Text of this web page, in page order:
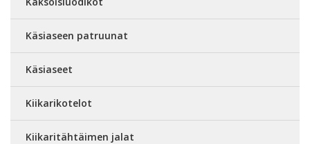
Käsiaseen patruunat
Käsiaseet
Kiikarikotelot
Kiikaritähtäimen jalat